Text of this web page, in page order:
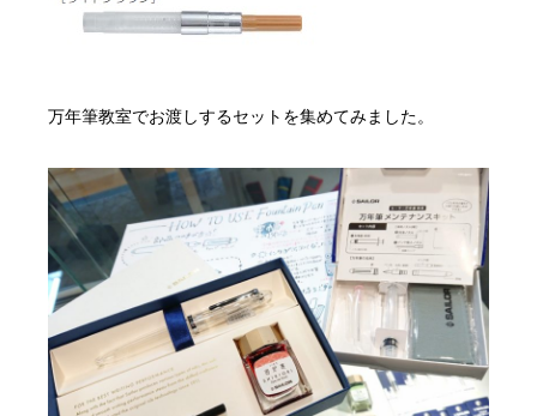
万年筆教室でお渡しするセットを集めてみました。